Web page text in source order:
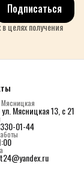
Подписаться
целях получения
Мясницкая 13, с 21
01-44